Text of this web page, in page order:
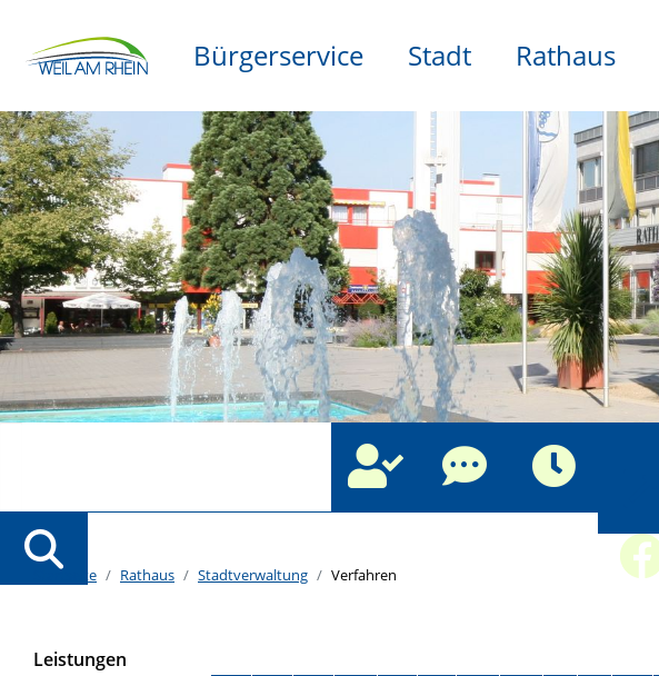
Bürgerservice Stadt Rathaus
Startseite Rathaus Stadtverwaltung Verfahren
Leistungen